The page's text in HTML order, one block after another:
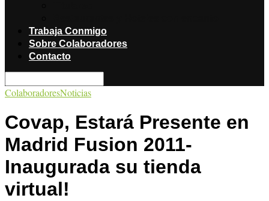
Trabaja Conmigo
Sobre Colaboradores
Contacto
ColaboradoresNoticias
Covap, Estará Presente en
Madrid Fusion 2011-
Inaugurada su tienda
virtual!